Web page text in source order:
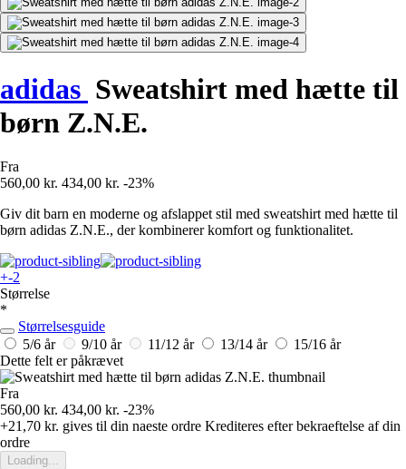
adidas Sweatshirt med hætte til
børn Z.N.E.
Fra
560,00 kr. 434,00 kr. -23%
Giv dit barn en moderne og afslappet stil med sweatshirt med hætte til
børn adidas Z.N.E., der kombinerer komfort og funktionalitet.
+-2
Størrelse
*
Størrelsesguide
5/6 år
9/10 år 11/12 år 13/14 år
15/16 år
Dette felt er påkrævet
Fra
560,00 kr. 434,00 kr. -23%
+21,70 kr. gives til din naeste ordre Krediteres efter bekraeftelse af din
ordre
Loading...